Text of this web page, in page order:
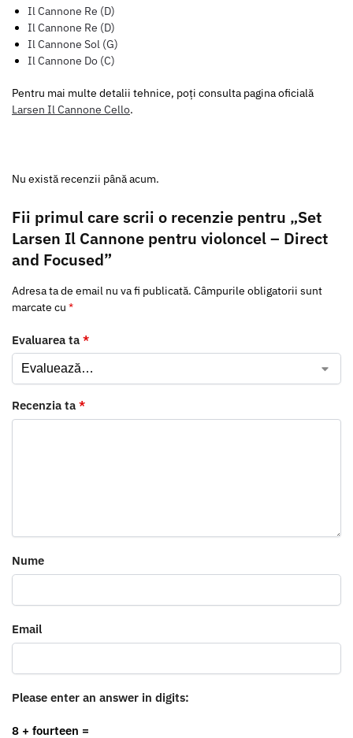
Il Cannone Re (D)
Il Cannone Re (D)
Il Cannone Sol (G)
Il Cannone Do (C)
Pentru mai multe detalii tehnice, poți consulta pagina oficială
Larsen Il Cannone Cello.
Nu există recenzii până acum.
Fii primul care scrii o recenzie pentru „Set
Larsen Il Cannone pentru violoncel – Direct
and Focused”
Adresa ta de email nu va fi publicată. Câmpurile obligatorii sunt
marcate cu *
Evaluarea ta *
Recenzia ta *
Nume
Email
Please enter an answer in digits:
8 + fourteen =